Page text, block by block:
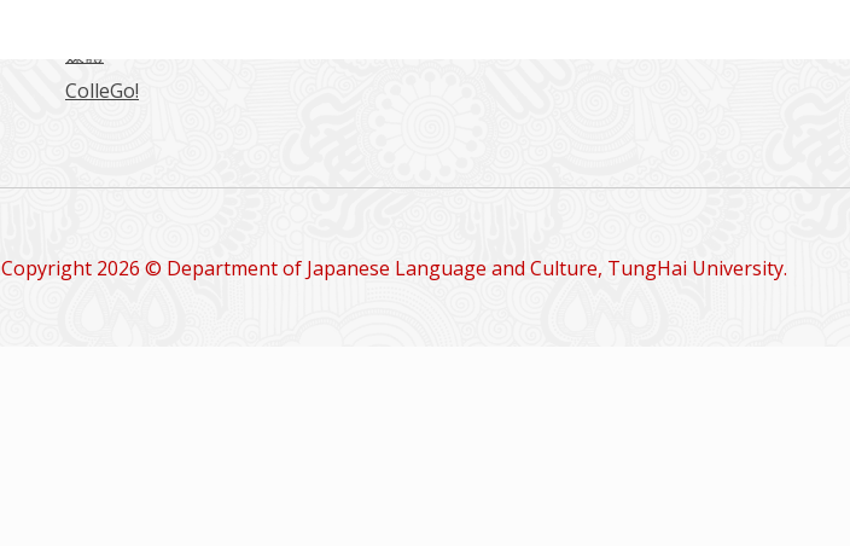
媒體
ColleGo!
Copyright 2026 © Department of Japanese Language and Culture, TungHai University.